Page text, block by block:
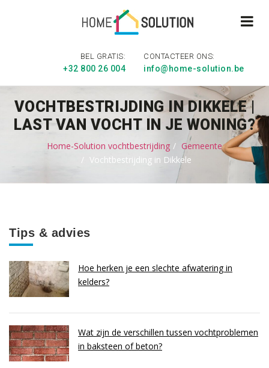
BEL GRATIS:
+32 800 26 004
CONTACTEER ONS:
info@home-solution.be
VOCHTBESTRIJDING IN DIKKELE |
LAST VAN VOCHT IN JE WONING?
Home-Solution vochtbestrijding
Gemeente
Vochtbestrijding in Dikkele
Tips & advies
Hoe herken je een slechte afwatering in
kelders?
Wat zijn de verschillen tussen vochtproblemen
in baksteen of beton?